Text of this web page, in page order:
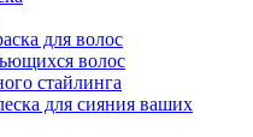
для волос
волос
стайлинга
для сияния ваших